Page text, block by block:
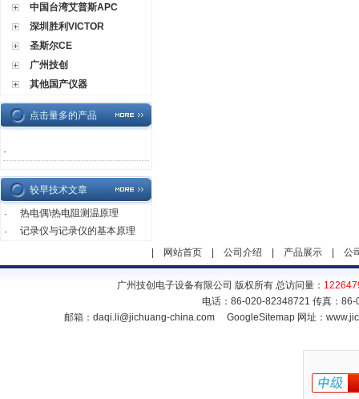
中国台湾艾普斯APC
深圳胜利VICTOR
圣斯尔CE
广州技创
其他国产仪器
点击量多的产品
·
较早技术文章
·
热电偶\热电阻测温原理
·
记录仪与记录仪的基本原理
网站首页| 公司介绍 产品展示| 公
广州技创电子设备有限公司 版权所有 总访问量：
电话：86-020-82348721 传真：
邮箱： daqi.li@jichuang-china.com GoogleSitemap 网址：